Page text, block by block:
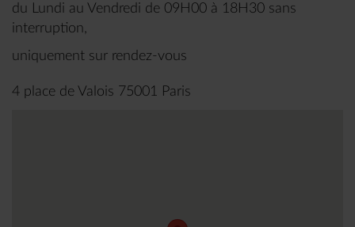
du Lundi au Vendredi de 09H00 à 18H30 sans
interruption,
uniquement sur rendez-vous
4 place de Valois 75001 Paris